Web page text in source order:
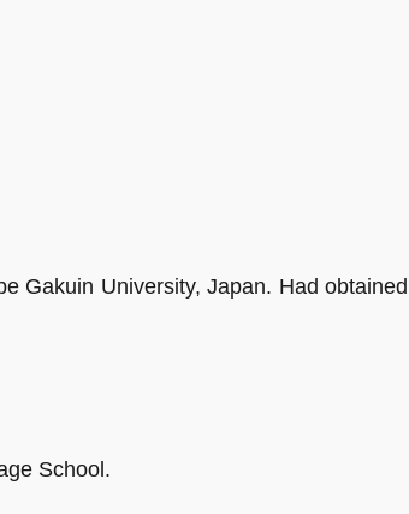
University, Japan. Had obtained
School.